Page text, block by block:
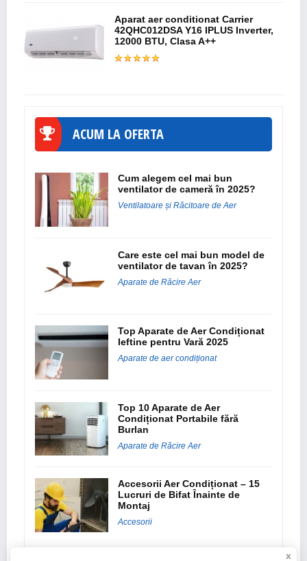
Aparat aer conditionat Carrier
42QHC012DSA Y16 IPLUS Inverter,
12000 BTU, Clasa A++
ACUM LA OFERTA
Cum alegem cel mai bun
ventilator de cameră în 2025?
Ventilatoare și Răcitoare de Aer
Care este cel mai bun model de
ventilator de tavan în 2025?
Aparate de Răcire Aer
Top Aparate de Aer Condiționat
Ieftine pentru Vară 2025
Aparate de aer condiționat
Top 10 Aparate de Aer
Condiționat Portabile fără
Burlan
Aparate de Răcire Aer
Accesorii Aer Condiționat – 15
Lucruri de Bifat Înainte de
Montaj
Accesorii
x